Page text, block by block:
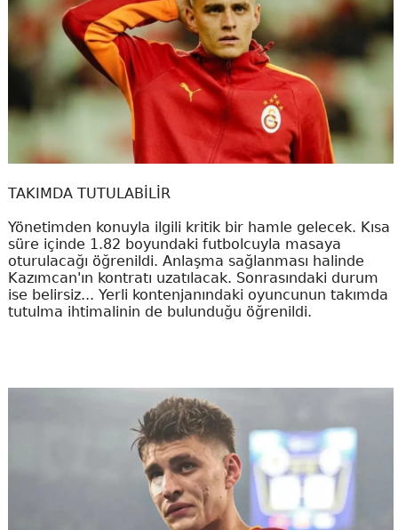
TAKIMDA TUTULABİLİR
Yönetimden konuyla ilgili kritik bir hamle gelecek. Kısa
süre içinde 1.82 boyundaki futbolcuyla masaya
oturulacağı öğrenildi. Anlaşma sağlanması halinde
Kazımcan'ın kontratı uzatılacak. Sonrasındaki durum
ise belirsiz... Yerli kontenjanındaki oyuncunun takımda
tutulma ihtimalinin de bulunduğu öğrenildi.